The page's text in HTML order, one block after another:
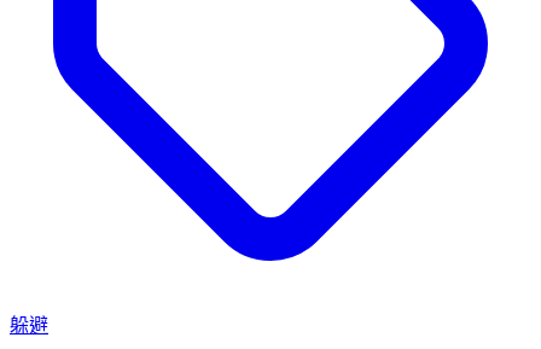
躲避